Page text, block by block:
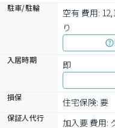
駐車/駐輪
空有 費用:
り
入居時期
即
損保
住宅保険: 要
保証人代行
加入要 費用: